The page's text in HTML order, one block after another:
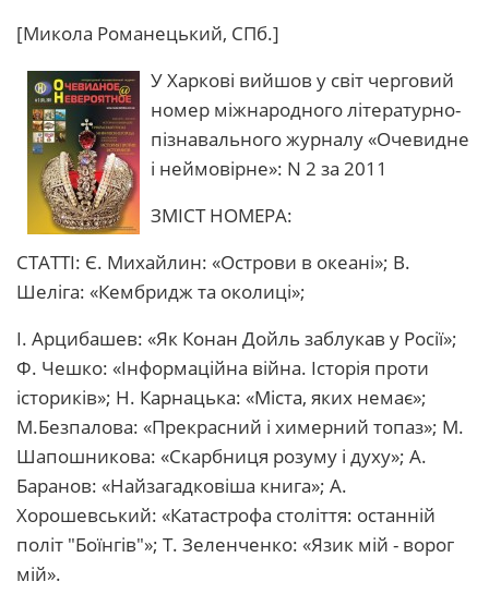
[Микола Романецький, СПб.]
У Харкові вийшов у світ черговий
номер міжнародного літературно-
пізнавального журналу «Очевидне
і неймовірне»: N 2 за 2011
ЗМІСТ НОМЕРА:
СТАТТІ: Є. Михайлин: «Острови в океані»; В.
Шеліга: «Кембридж та околиці»;
І. Арцибашев: «Як Конан Дойль заблукав у Росії»;
Ф. Чешко: «Інформаційна війна. Історія проти
істориків»; Н. Карнацька: «Міста, яких немає»;
М.Безпалова: «Прекрасний і химерний топаз»; М.
Шапошникова: «Скарбниця розуму і духу»; А.
Баранов: «Найзагадковіша книга»; А.
Хорошевський: «Катастрофа століття: останній
політ "Боїнгів"»; Т. Зеленченко: «Язик мій - ворог
мій».